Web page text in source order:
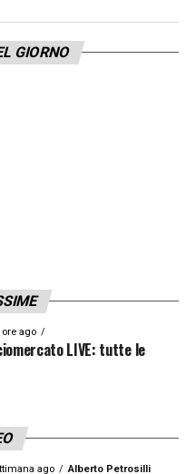
GIORNO
ore ago
LIVE: tutte le
ago Alberto Petrosilli